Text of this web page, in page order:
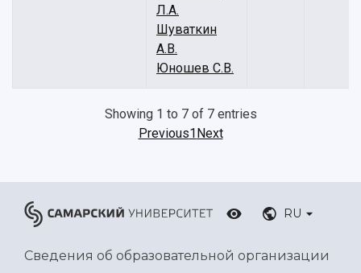
Л.А.
Шуваткин
А.В.
Юношев С.В.
Showing 1 to 7 of 7 entries
Previous1Next
RU
Сведения об образовательной организации